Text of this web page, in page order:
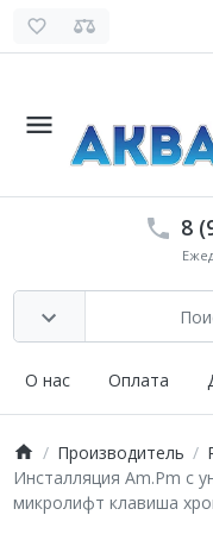
8
О нас Оплата
Производитель
Инсталляция Am.Pm с
микролифт клавиша